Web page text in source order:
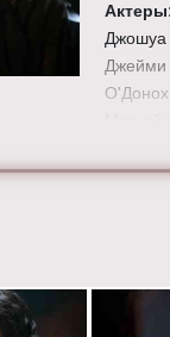
Джошуа
Джейми